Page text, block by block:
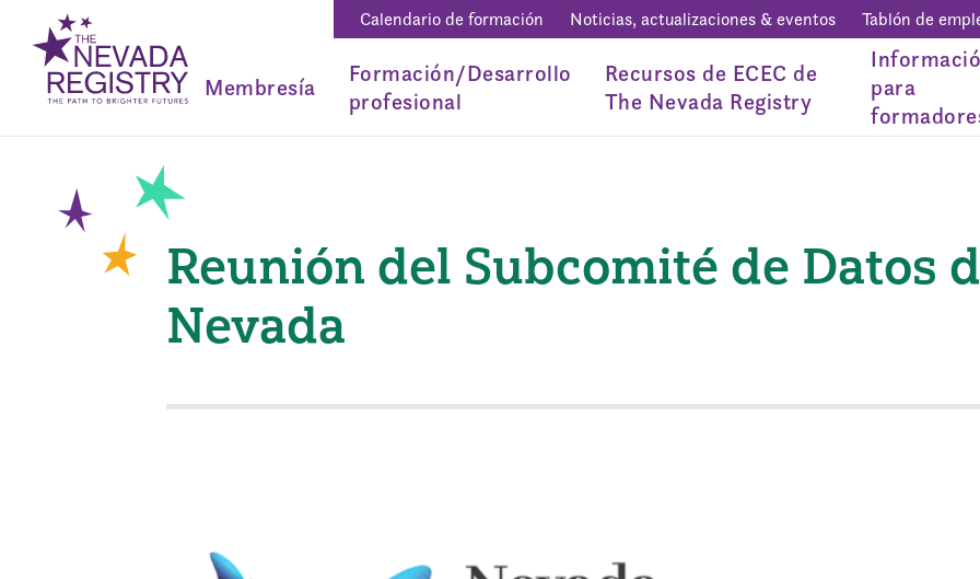
Calendario de formación Noticias, actualizaciones & eventos Tablón de
Membresía
Formación/Desarrollo
profesional
Recursos de ECEC de
The Nevada Registry
para
Reunión del Subcomité de Datos
Nevada